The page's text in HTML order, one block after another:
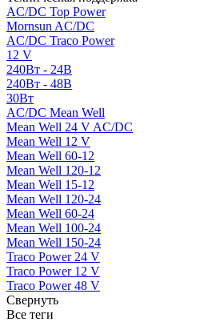
AC/DC Top Power
Mornsun AC/DC
AC/DC Traco Power
12 V
240Вт - 24В
240Вт - 48В
30Вт
AC/DC Mean Well
Mean Well 24 V AC/DC
Mean Well 12 V
Mean Well 60-12
Mean Well 120-12
Mean Well 15-12
Mean Well 120-24
Mean Well 60-24
Mean Well 100-24
Mean Well 150-24
Traco Power 24 V
Traco Power 12 V
Traco Power 48 V
Свернуть
Все теги